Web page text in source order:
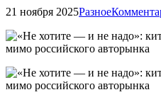
21 ноября 2025Разное